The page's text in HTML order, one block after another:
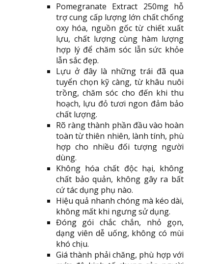
Pomegranate Extract 250mg hỗ
trợ cung cấp lượng lớn chất chống
oxy hóa, nguồn gốc từ chiết xuất
lựu, chất lượng cùng hàm lượng
hợp lý để chăm sóc lẫn sức khỏe
lẫn sắc đẹp.
Lựu ở đây là những trái đã qua
tuyển chọn kỹ càng, từ khâu nuôi
trồng, chăm sóc cho đến khi thu
hoạch, lựu đỏ tươi ngon đảm bảo
chất lượng.
Rõ ràng thành phần đầu vào hoàn
toàn từ thiên nhiên, lành tính, phù
hợp cho nhiều đối tượng người
dùng.
Không hóa chất độc hại, không
chất bảo quản, không gây ra bất
cứ tác dụng phụ nào.
Hiệu quả nhanh chóng mà kéo dài,
không mất khi ngưng sử dụng.
Đóng gói chắc chắn, nhỏ gọn,
dạng viên dễ uống, không có mùi
khó chịu.
Giá thành phải chăng, phù hợp với